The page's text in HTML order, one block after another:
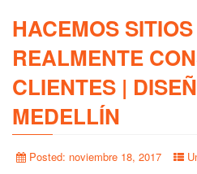
HACEMOS
REALMENTE
CLIENTES |
MEDELLÍN
Posted: noviembre 18, 2017